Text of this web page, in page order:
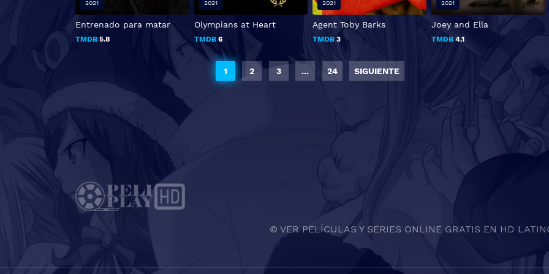
Entrenado para matar
TMDB 5.8
2021
Olympians at Heart
TMDB6
2021
Agent Toby Barks
TMDB 3
2021
Joey and Ella
TMDB4.1
2021
1 2 3 ... 24 SIGUIENTE
© VER PELÍCULAS Y SERIES ONLINE GRATIS EN HD